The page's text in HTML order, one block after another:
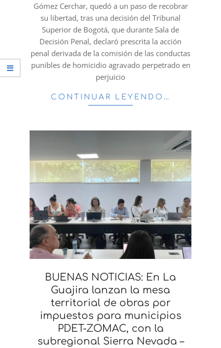
Gómez Cerchar, quedó a un paso de recobrar
su libertad, tras una decisión del Tribunal
Superior de Bogotá, que durante Sala de
Decisión Penal, declaró prescrita la acción
penal derivada de la comisión de las conductas
punibles de homicidio agravado perpetrado en
perjuicio
CONTINUAR LEYENDO…
BUENAS NOTICIAS: En La
Guajira lanzan la mesa
territorial de obras por
impuestos para municipios
PDET-ZOMAC, con la
subregional Sierra Nevada –